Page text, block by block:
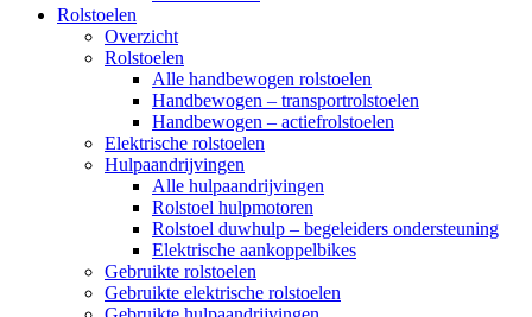
Rolstoelen
Overzicht
Rolstoelen
Alle handbewogen rolstoelen
Handbewogen – transportrolstoelen
Handbewogen – actiefrolstoelen
Elektrische rolstoelen
Hulpaandrijvingen
Alle hulpaandrijvingen
Rolstoel hulpmotoren
Rolstoel duwhulp – begeleiders ondersteuning
Elektrische aankoppelbikes
Gebruikte rolstoelen
Gebruikte elektrische rolstoelen